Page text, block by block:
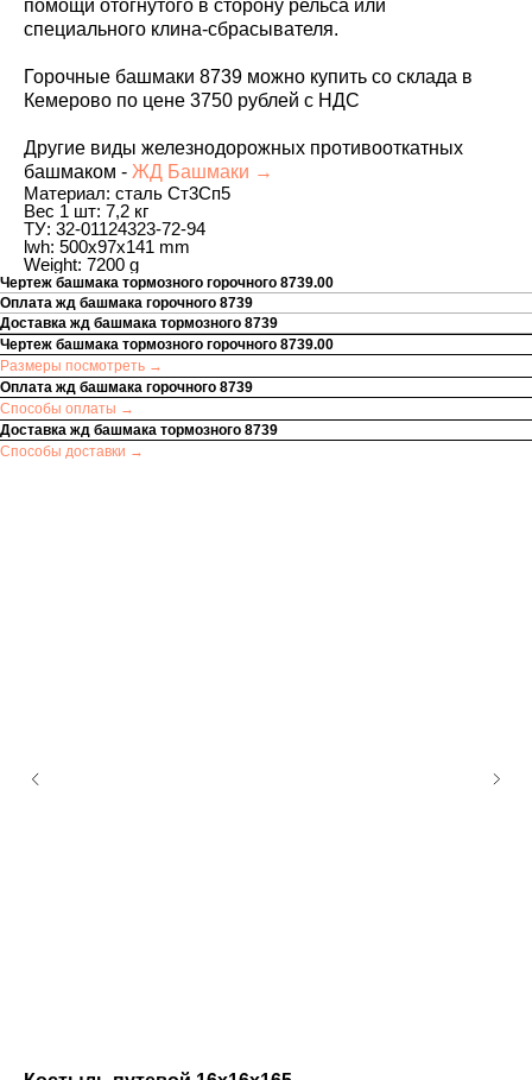
помощи отогнутого в сторону рельса или
специального клина-сбрасывателя.
Горочные башмаки 8739 можно купить со склада в
Кемерово по цене 3750 рублей с НДС
Другие виды железнодорожных противооткатных
башмаком - ЖД Башмаки →
Материал: сталь Ст3Сп5
Вес 1 шт: 7,2 кг
ТУ: 32-01124323-72-94
lwh: 500x97x141 mm
Weight: 7200 g
Чертеж башмака тормозного горочного 8739.00
Оплата жд башмака горочного 8739
Доставка жд башмака тормозного 8739
Чертеж башмака тормозного горочного 8739.00
Размеры посмотреть →
Оплата жд башмака горочного 8739
Способы оплаты →
Доставка жд башмака тормозного 8739
Способы доставки →